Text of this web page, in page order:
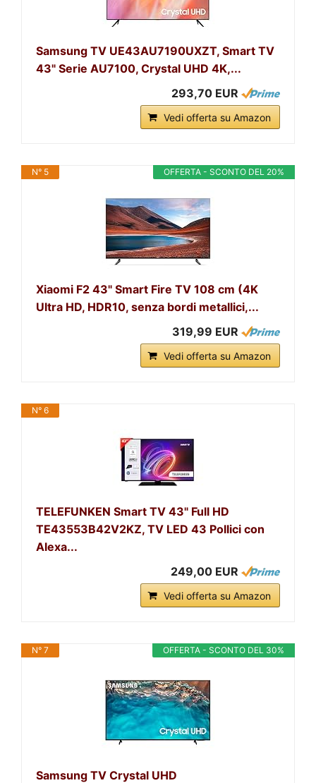
Samsung TV UE43AU7190UXZT, Smart TV
43" Serie AU7100, Crystal UHD 4K,...
293,70 EUR
Vedi offerta su Amazon
OFFERTA - SCONTO DEL 20%
N° 5
Xiaomi F2 43" Smart Fire TV 108 cm (4K
Ultra HD, HDR10, senza bordi metallici,...
319,99 EUR
Vedi offerta su Amazon
N° 6
TELEFUNKEN Smart TV 43" Full HD
TE43553B42V2KZ, TV LED 43 Pollici con
Alexa...
249,00 EUR
Vedi offerta su Amazon
OFFERTA - SCONTO DEL 30%
N° 7
Samsung TV Crystal UHD